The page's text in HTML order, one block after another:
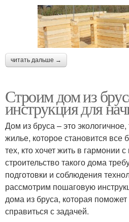
читать дальше →
Строим дом из
инструкция для
Дом из бруса – это
жилье, которое становится
тех, кто хочет жить в гармонии
строительство такого дома
подготовки и соблюдения
рассмотрим пошаговую
дома из бруса, которая
справиться с задачей.